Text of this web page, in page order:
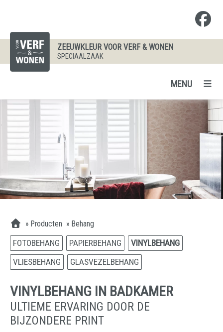
ZEEUWKLEUR VOOR VERF & WONEN
SPECIAALZAAK
MENU
» Producten » Behang
FOTOBEHANG PAPIERBEHANG
VINYLBEHANG
VLIESBEHANG
GLASVEZELBEHANG
VINYLBEHANG IN BADKAMER
ULTIEME ERVARING DOOR DE
BIJZONDERE PRINT